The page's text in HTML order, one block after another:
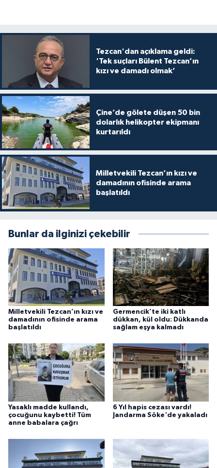
Tezcan'dan açıklama geldi:
'Tek suçları Bülent Tezcan’ın
kızı ve damadı olmak’
Çine’de gölete düşen 50 bin
dolarlık helikopter ekipmanı
kurtarıldı
Milletvekili Tezcan’ın kızı ve
damadının ofisinde arama
başlatıldı
Bunlar da ilginizi çekebilir
Milletvekili Tezcan’ın kızı ve
damadının ofisinde arama
başlatıldı
Germencik’te iki katlı
dükkan, kül oldu: Dükkanda
sağlam eşya kalmadı
Yasaklı madde kullandı,
çocuğunu kaybetti! Tüm
anne babalara çağrı
6 Yıl hapis cezası vardı!
Jandarma Söke'de yakaladı